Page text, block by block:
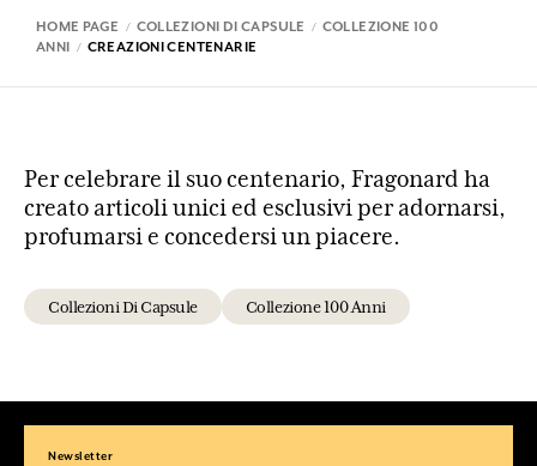
HOME PAGE COLLEZIONI DI CAPSULE
COLLEZIONE 100
ANNI
CREAZIONI CENTENARIE
Per celebrare il suo centenario, Fragonard ha
creato articoli unici ed esclusivi per adornarsi,
profumarsi e concedersi un piacere.
Collezioni Di Capsule Collezione 100 Anni
Newsletter